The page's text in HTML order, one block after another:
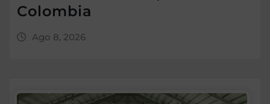
Colombia
Ago 8, 2026